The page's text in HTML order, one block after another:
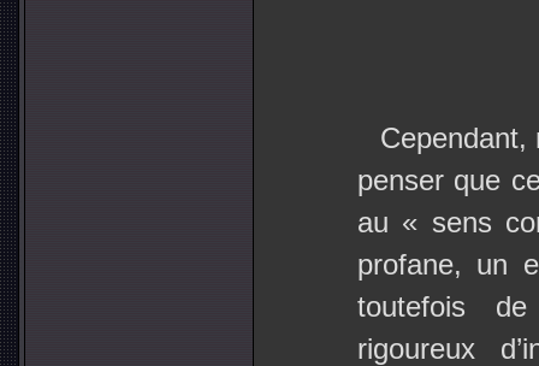
Cependant,
penser que
au « sens
profane, un
toutefois
rigoureux